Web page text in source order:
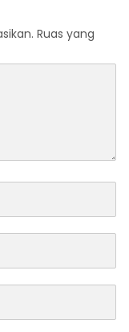
Ruas yang